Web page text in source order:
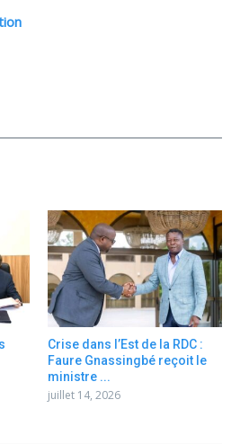
Crise dans l’Est de la RDC :
Faure Gnassingbé reçoit le
ministre ...
juillet 14, 2026